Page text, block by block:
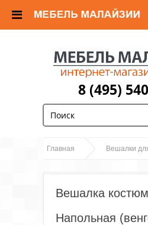
8 (495)
Главная Вешалки
Вешалка
Напольная